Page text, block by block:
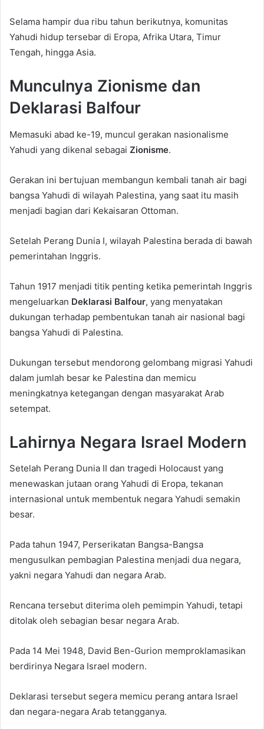
Selama hampir dua ribu tahun berikutnya, komunitas
Yahudi hidup tersebar di Eropa, Afrika Utara, Timur
Tengah, hingga Asia.
Munculnya Zionisme dan
Deklarasi Balfour
Memasuki abad ke-19, muncul gerakan nasionalisme
Yahudi yang dikenal sebagai Zionisme.
Gerakan ini bertujuan membangun kembali tanah air bagi
bangsa Yahudi di wilayah Palestina, yang saat itu masih
menjadi bagian dari Kekaisaran Ottoman.
Setelah Perang Dunia I, wilayah Palestina berada di bawah
pemerintahan Inggris.
Tahun 1917 menjadi titik penting ketika pemerintah Inggris
mengeluarkan Deklarasi Balfour, yang menyatakan
dukungan terhadap pembentukan tanah air nasional bagi
bangsa Yahudi di Palestina.
Dukungan tersebut mendorong gelombang migrasi Yahudi
dalam jumlah besar ke Palestina dan memicu
meningkatnya ketegangan dengan masyarakat Arab
setempat.
Lahirnya Negara Israel Modern
Setelah Perang Dunia II dan tragedi Holocaust yang
menewaskan jutaan orang Yahudi di Eropa, tekanan
internasional untuk membentuk negara Yahudi semakin
besar.
Pada tahun 1947, Perserikatan Bangsa-Bangsa
mengusulkan pembagian Palestina menjadi dua negara,
yakni negara Yahudi dan negara Arab.
Rencana tersebut diterima oleh pemimpin Yahudi, tetapi
ditolak oleh sebagian besar negara Arab.
Pada 14 Mei 1948, David Ben-Gurion memproklamasikan
berdirinya Negara Israel modern.
Deklarasi tersebut segera memicu perang antara Israel
dan negara-negara Arab tetangganya.